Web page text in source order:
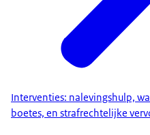
Interventies: nalevingshulp,
boetes, en strafrechtelijke